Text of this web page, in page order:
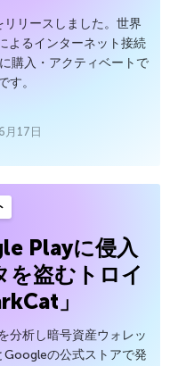
リースしました。世界
よるインターネット接続
購入・アクティベートで
す。
月17日
Playに侵入
を盗むトロイ
」
分析し暗号資産ウォレッ
Googleの公式ストアで発